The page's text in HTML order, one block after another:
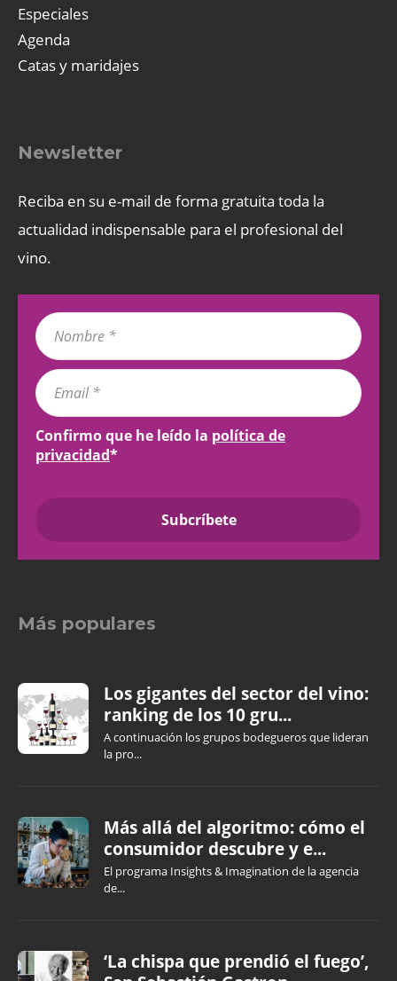
Especiales
Agenda
Catas y maridajes
Newsletter
Reciba en su e-mail de forma gratuita toda la
actualidad indispensable para el profesional del
vino.
Confirmo que he leído la política de
privacidad*
Más populares
Los gigantes del sector del vino:
ranking de los 10 gru...
A continuación los grupos bodegueros que lideran
la pro...
Más allá del algoritmo: cómo el
consumidor descubre y e...
El programa Insights & Imagination de la agencia
de...
‘La chispa que prendió el fuego’,